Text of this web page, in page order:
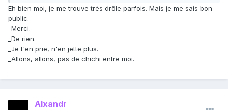
Eh bien moi, je me trouve très drôle parfois. Mais je me sais bon
public.
_Merci.
_De rien.
_Je t'en prie, n'en jette plus.
_Allons, allons, pas de chichi entre moi.
Alxandr